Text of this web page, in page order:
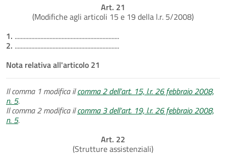
Art. 21
(Modifiche agli articoli 15 e 19 della l.r. 5/2008)
1. .....................................................................
2. .....................................................................
Nota relativa all'articolo 21
Il comma 1 modifica ilcomma 2 dell’art. 15, l.r. 26 febbraio 2008,
n. 5.
Il comma 2 modifica ilcomma 3 dell’art. 19, l.r. 26 febbraio 2008,
n. 5.
Art. 22
(Strutture assistenziali)